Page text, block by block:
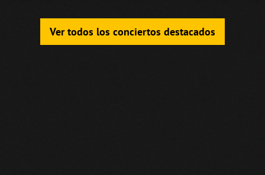
Ver todos los conciertos destacados